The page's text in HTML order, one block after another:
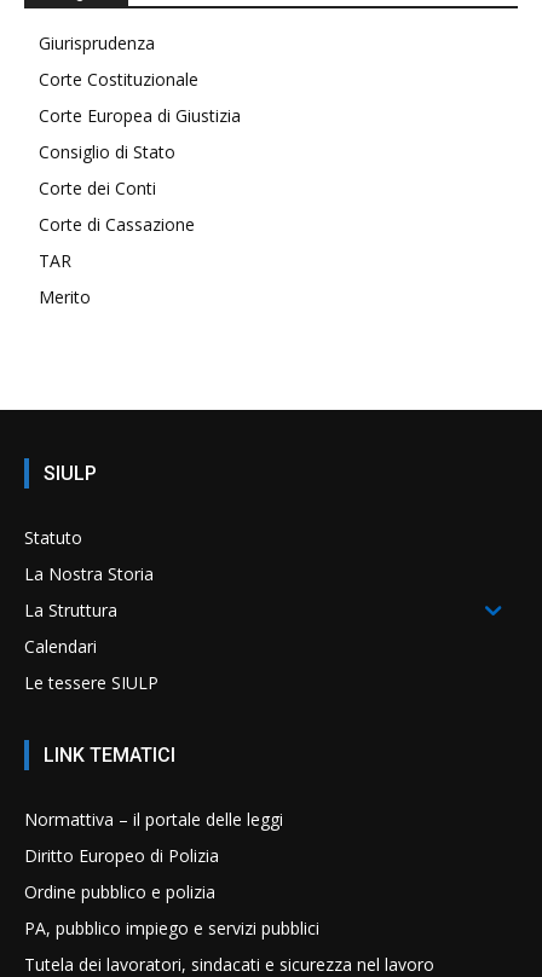
Giurisprudenza
Corte Costituzionale
Corte Europea di Giustizia
Consiglio di Stato
Corte dei Conti
Corte di Cassazione
TAR
Merito
SIULP
Statuto
La Nostra Storia
La Struttura
Calendari
Le tessere SIULP
LINK TEMATICI
Normattiva – il portale delle leggi
Diritto Europeo di Polizia
Ordine pubblico e polizia
PA, pubblico impiego e servizi pubblici
Tutela dei lavoratori, sindacati e sicurezza nel lavoro